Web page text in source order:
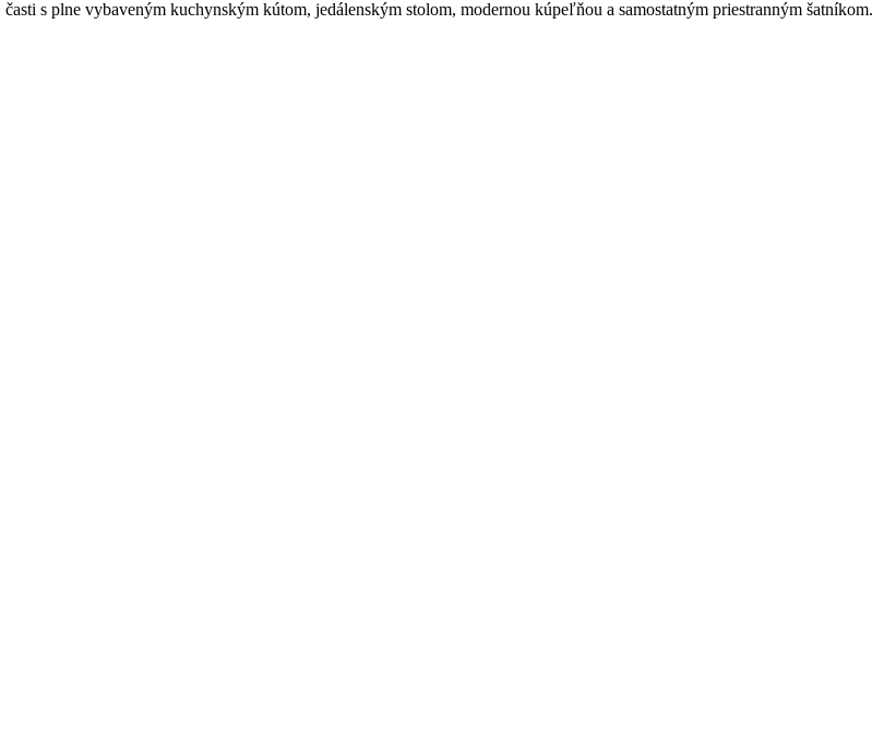
s plne vybaveným kuchynským kútom, jedálenským stolom, modernou kúpeľňou a samostatným priestranným šatníkom.